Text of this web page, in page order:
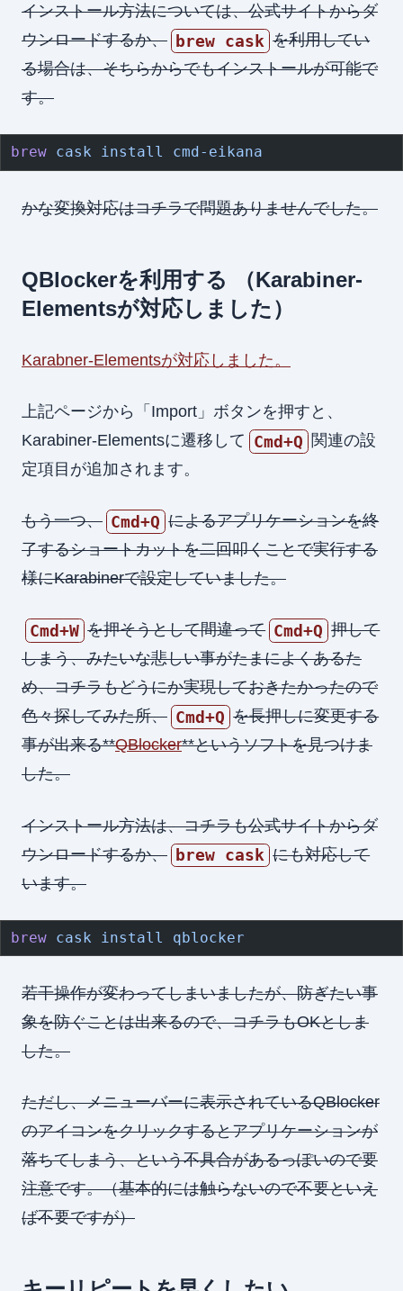
インストール方法については、公式サイトからダ
ウンロードするか、
brew cask を利用してい
る場合は、そちらからでもインストールが可能で
す。
brew cask install cmd-eikana
かな変換対応はコチラで問題ありませんでした。
QBlockerを利用する
（Karabiner-
Elementsが対応しました）
Karabner-Elementsが対応しました。
上記ページから「Import」ボタンを押すと、
Karabiner-Elementsに遷移して Cmd+Q 関連の設
定項目が追加されます。
もう一つ、 Cmd+Q によるアプリケーションを終
了するショートカットを二回叩くことで実行する
様にKarabinerで設定していました。
Cmd+W を押そうとして間違って Cmd+Q 押して
しまう、みたいな悲しい事がたまによくあるた
め、コチラもどうにか実現しておきたかったので
色々探してみた所、 Cmd+Q を長押しに変更する
事が出来る**QBlocker**というソフトを見つけま
した。
インストール方法は、コチラも公式サイトからダ
ウンロードするか、
brew cask にも対応して
います。
brew cask install qblocker
若干操作が変わってしまいましたが、防ぎたい事
象を防ぐことは出来るので、コチラもOKとしま
した。
ただし、メニューバーに表示されているQBlocker
のアイコンをクリックするとアプリケーションが
落ちてしまう、という不具合があるっぽいので要
注意です。（基本的には触らないので不要といえ
ば不要ですが）